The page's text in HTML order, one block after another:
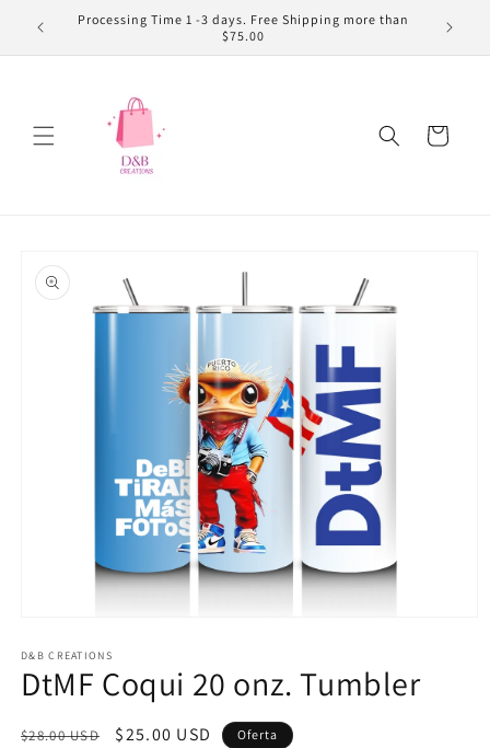
directamenteProcessing Time 1 -3 days. Free Shipping more than
$75.00
Carrito
a la
información
del producto
multimedia
1
en
modal
D&B CREATIONS
DtMF Coqui 20 onz. Tumbler
Precio
$28.00 USD
Precio
$25.00 USD Oferta